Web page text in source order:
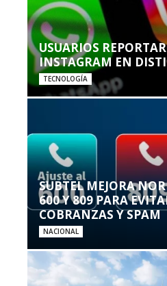
USUARIOS
INSTAGRAM EN
TECNOLOGÍA
SUBTEL MEJORA
600 Y 809 PARA
COBRANZAS Y SPAM
NACIONAL